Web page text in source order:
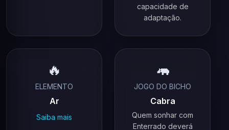
capacidade de
adaptação.
🔥
ELEMENTO
Ar
Saiba mais
🦛
JOGO DO BICHO
Cabra
Quem sonhar com
Enterrado deverá